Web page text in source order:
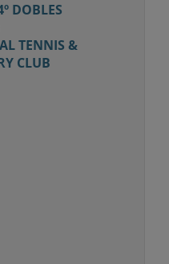
DOBLES
TENNIS &
CLUB